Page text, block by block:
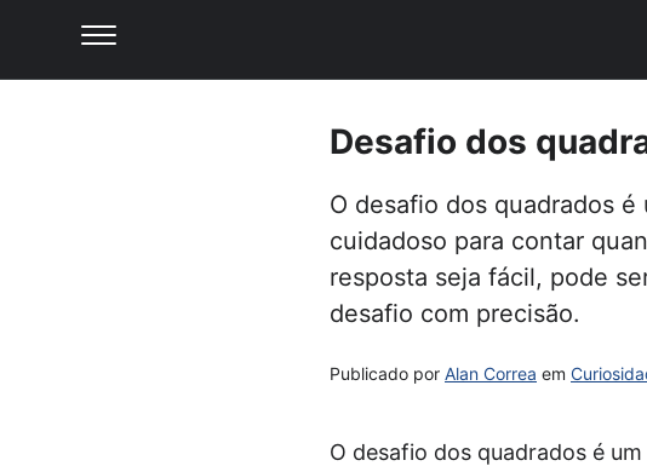
Desafio dos
O desafio dos quadrados
cuidadoso para contar
resposta seja fácil, pode
desafio com precisão.
Publicado por Alan Correa em
O desafio dos quadrados é